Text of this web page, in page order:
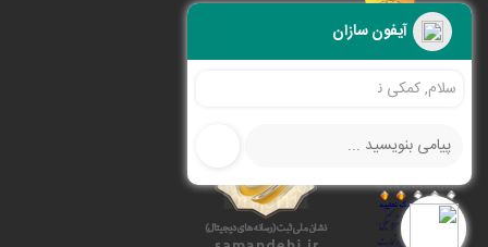
آیفون سازان
سلام, کمکی نیاز دارید ؟